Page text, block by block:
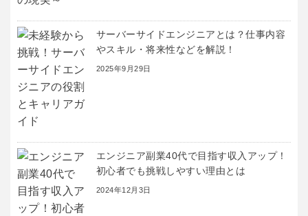
サーバーサイドエンジニアとは？仕事内容
やスキル・将来性などを解説！
2025年9月29日
エンジニア副業40代で目指す収入アップ！
初心者でも挑戦しやすい理由とは
2024年12月3日